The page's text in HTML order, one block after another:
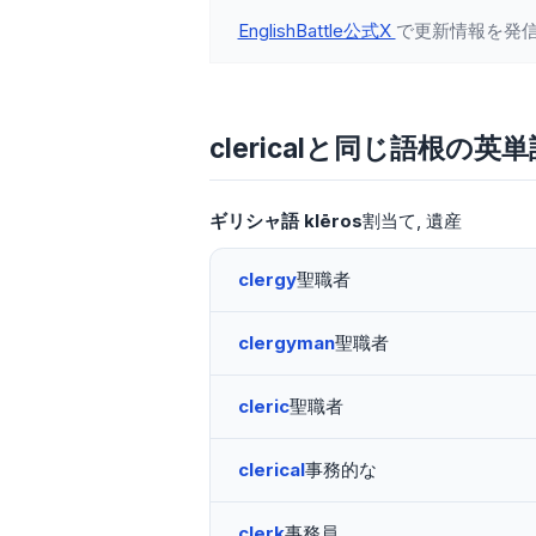
EnglishBattle公式X で更新情報を発
clericalと同じ語根の英単
ギリシャ語 klēros割当て 遺産
clergy聖職者
clergyman聖職者
cleric聖職者
clerical事務的な